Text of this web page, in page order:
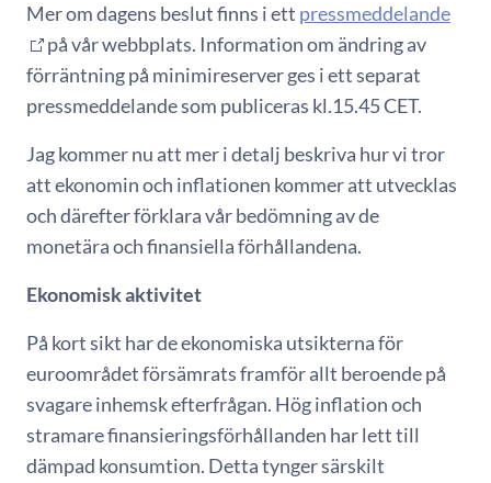
Mer om dagens beslut finns i ett pressmeddelande
på vår webbplats. Information om ändring av
förräntning på minimireserver ges i ett separat
pressmeddelande som publiceras kl.15.45 CET.
Jag kommer nu att mer i detalj beskriva hur vi tror
att ekonomin och inflationen kommer att utvecklas
och därefter förklara vår bedömning av de
monetära och finansiella förhållandena.
Ekonomisk aktivitet
På kort sikt har de ekonomiska utsikterna för
euroområdet försämrats framför allt beroende på
svagare inhemsk efterfrågan. Hög inflation och
stramare finansieringsförhållanden har lett till
dämpad konsumtion. Detta tynger särskilt